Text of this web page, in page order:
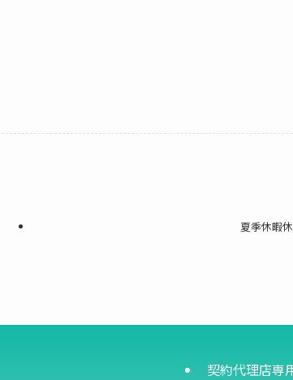
夏季休暇
契約代理店専